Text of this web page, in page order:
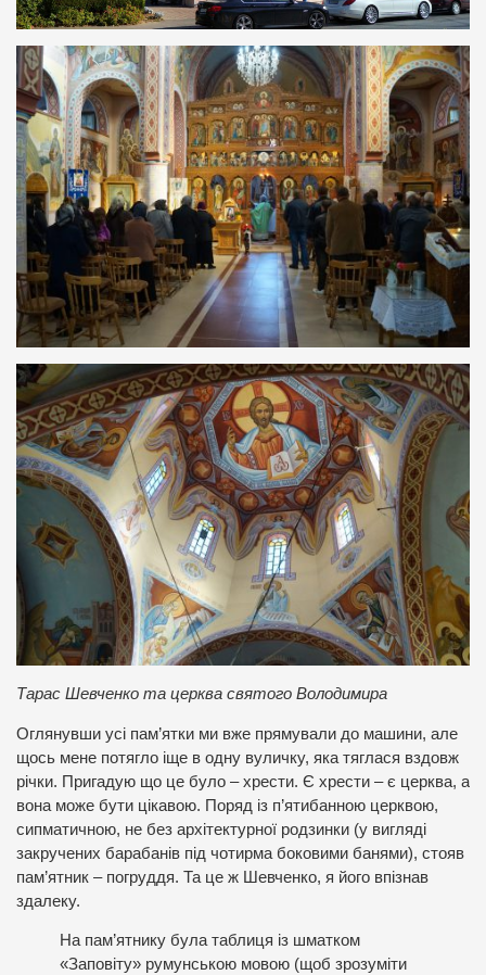
Тарас Шевченко та церква святого Володимира
Оглянувши усі пам’ятки ми вже прямували до машини, але
щось мене потягло іще в одну вуличку, яка тяглася вздовж
річки. Пригадую що це було – хрести. Є хрести – є церква, а
вона може бути цікавою. Поряд із п’ятибанною церквою,
сипматичною, не без архітектурної родзинки (у вигляді
закручених барабанів під чотирма боковими банями), стояв
пам’ятник – погруддя. Та це ж Шевченко, я його впізнав
здалеку.
На пам’ятнику була таблиця із шматком
«Заповіту» румунською мовою (щоб зрозуміти